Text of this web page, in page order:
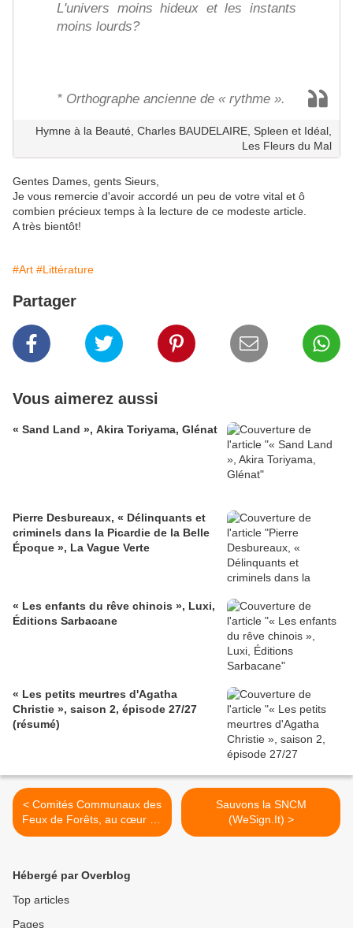
L'univers moins hideux et les instants
moins lourds?
* Orthographe ancienne de « rythme ».
Hymne à la Beauté, Charles BAUDELAIRE, Spleen et Idéal,
Les Fleurs du Mal
Gentes Dames, gents Sieurs,
Je vous remercie d'avoir accordé un peu de votre vital et ô
combien précieux temps à la lecture de ce modeste article.
A très bientôt!
#Art #Littérature
Partager
Vous aimerez aussi
« Sand Land », Akira Toriyama, Glénat
Pierre Desbureaux, « Délinquants et
criminels dans la Picardie de la Belle
Époque », La Vague Verte
« Les enfants du rêve chinois », Luxi,
Éditions Sarbacane
« Les petits meurtres d'Agatha
Christie », saison 2, épisode 27/27
(résumé)
< Comités Communaux des
Feux de Forêts, au cœur de
l'action!
Sauvons la SNCM
(WeSign.It) >
Hébergé par Overblog
Top articles
Pages